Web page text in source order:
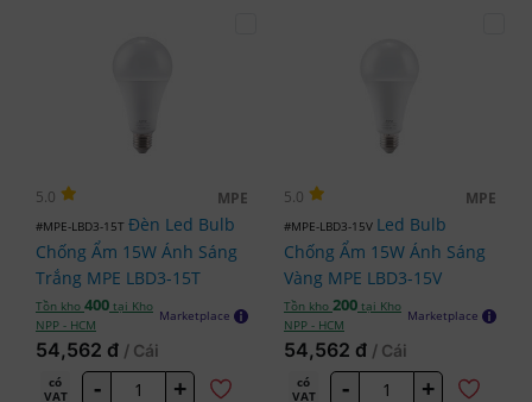
5.0 MPE
#MPE-LBD3-15T Đèn Led Bulb
Chống Ẩm 15W Ánh Sáng
Trắng MPE LBD3-15T
Tồn kho 400 tại Kho
NPP - HCM
Marketplace
54,562 đ / Cái
có
VAT
- +
5.0 MPE
#MPE-LBD3-15V Led Bulb
Chống Ẩm 15W Ánh Sáng
Vàng MPE LBD3-15V
Tồn kho 200 tại Kho
NPP - HCM
Marketplace
54,562 đ / Cái
có
VAT
- +